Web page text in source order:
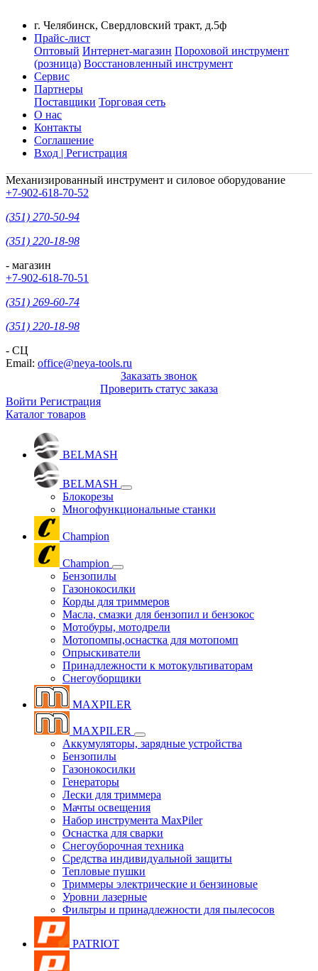
г. Челябинск, Свердловский тракт, д.5ф
Прайс-лист
Оптовый Интернет-магазин Пороховой инструмент
(розница) Восстановленный инструмент
Сервис
Партнеры
Поставщики Торговая сеть
О нас
Контакты
Соглашение
Вход | Регистрация
Механизированный инструмент и силовое оборудование
+7-902-618-70-52
(351) 270-50-94
(351) 220-18-98
- магазин
+7-902-618-70-51
(351) 269-60-74
(351) 220-18-98
- СЦ
Email: office@neya-tools.ru
Заказать звонок
Проверить статус заказа
Войти Регистрация
Каталог товаров
BELMASH
BELMASH
Блокорезы
Многофункциональные станки
Champion
Champion
Бензопилы
Газонокосилки
Корды для триммеров
Масла, смазки для бензопил и бензокос
Мотобуры, мотодрели
Мотопомпы,оснастка для мотопомп
Опрыскиватели
Принадлежности к мотокультиваторам
Снегоуборщики
MAXPILER
MAXPILER
Аккумуляторы, зарядные устройства
Бензопилы
Газонокосилки
Генераторы
Лески для триммера
Мачты освещения
Набор инструмента MaxPiler
Оснастка для сварки
Снегоуборочная техника
Средства индивидуальной защиты
Тепловые пушки
Триммеры электрические и бензиновые
Уровни лазерные
Фильтры и принадлежности для пылесосов
PATRIOT